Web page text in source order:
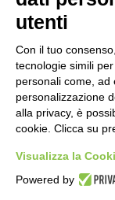
utenti
Con il tuo
tecnologie simili
personali come, ad
personalizzazione
alla privacy, è
cookie. Clicca su
Visualizza la
Powered by